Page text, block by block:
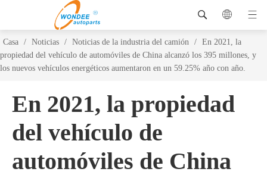
Casa / Noticias / Noticias de la industria del camión / En 2021, la
propiedad del vehículo de automóviles de China alcanzó los 395 millones, y
los nuevos vehículos energéticos aumentaron en un 59.25% año con año.
En 2021, la propiedad
del vehículo de
automóviles de China